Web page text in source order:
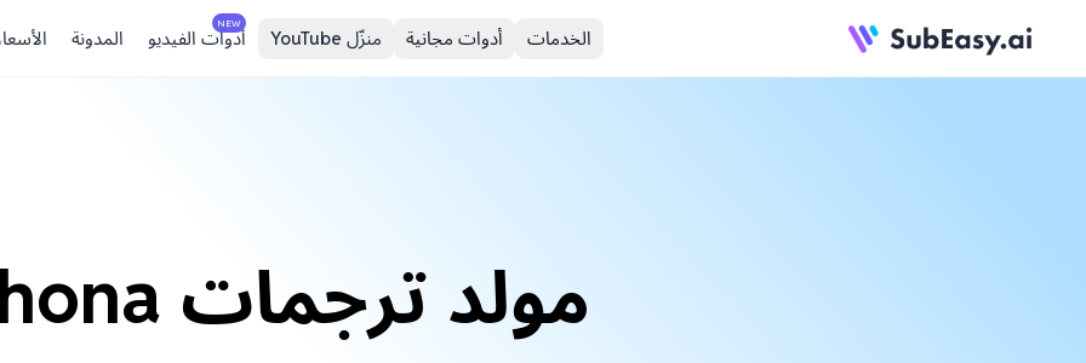
الخدمات أدوات مجانية منزّل YouTube
NEW
أدوات الفيديو المدونة
مولد ترجمات Shona